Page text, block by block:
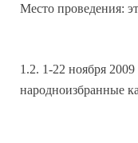
Место проведения:
1.2. 1-22 ноября
народноизбранные